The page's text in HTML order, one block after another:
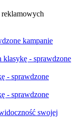
kampanie
klasykę - sprawdzone
- sprawdzone
- sprawdzone
swojej